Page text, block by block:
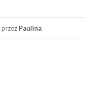
przez Paulina